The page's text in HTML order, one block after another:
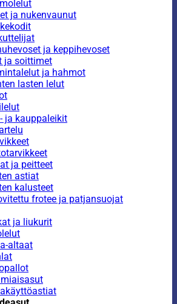
ja nukenvaunut
ja keppihevoset
ja soittimet
ja hahmot
lasten lelut
ja kauppaleikit
ja peitteet
astiat
kalusteet
frotee ja patjansuojat
ja liukurit
altaat